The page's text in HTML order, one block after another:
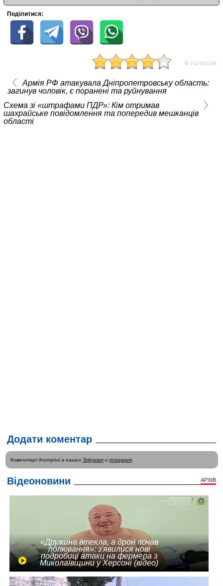
Поділитися:
6 голосов
Армія РФ атакувала Дніпропетровську область:
загинув чоловік, є поранені та руйнування
Схема зі «штрафами ПДР»: Кім отримав
шахрайське повідомлення та попередив мешканців
області
Додати коментар
Коментарі доступні в наших Telegramи instagram.
Відеоновини АРХІВ
«Дружина втекла, а дрон почав
полювання»: з'явилися нові
подробиці атаки на фермера з
Миколаївщини у Херсоні (відео)